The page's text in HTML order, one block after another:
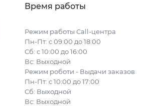
Время работы
Режим работы Call-центра
Пн-Пт: с 09:00 до 18:00
Сб: с 10:00 до 16:00
Вс: Выходной
Режим роботи - Выдачи заказов
Пн-Пт: с 10:00 до 17:00
Сб: Выходной
Вс: Выходной